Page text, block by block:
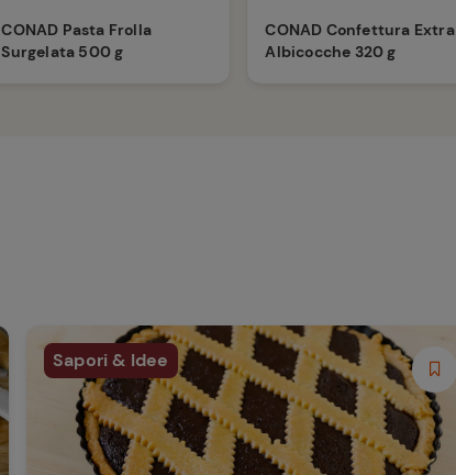
CONAD Pasta Frolla
Surgelata 500 g
CONAD Confettura Extra
Albicocche 320 g
Sapori & Idee